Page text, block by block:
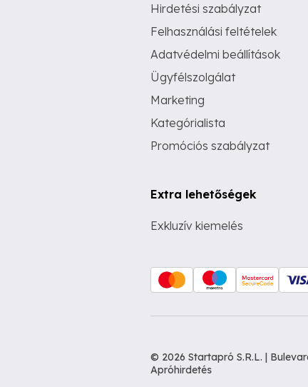
Hirdetési szabályzat
Felhasználási feltételek
Adatvédelmi beállítások
Ügyfélszolgálat
Marketing
Kategórialista
Promóciós szabályzat
Extra lehetőségek
Exkluzív kiemelés
© 2026 Startapró S.R.L. |
Apróhirdetés